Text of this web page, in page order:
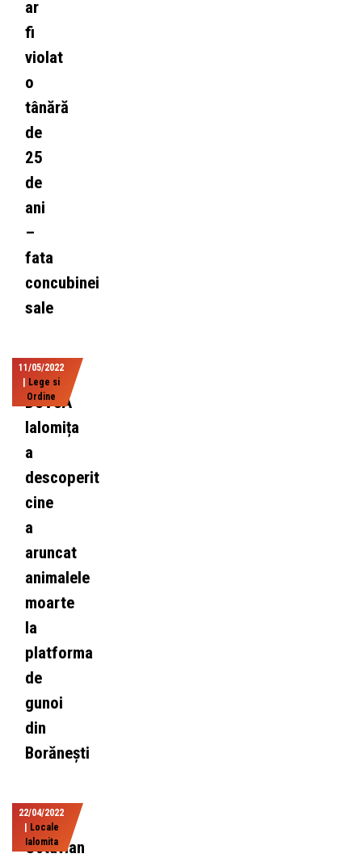
ar
fi
violat
o
tânără
de
25
de
ani
–
fata
concubinei
sale
11/05/2022
Lege si
Ordine
DSVSA
Ialomița
a
descoperit
cine
a
aruncat
animalele
moarte
la
platforma
de
gunoi
din
Borănești
22/04/2022
Locale
Ialomita
Octavian